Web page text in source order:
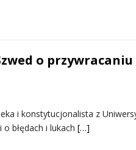
o przywracaniu
i konstytucjonalista z
błędach i lukach […]